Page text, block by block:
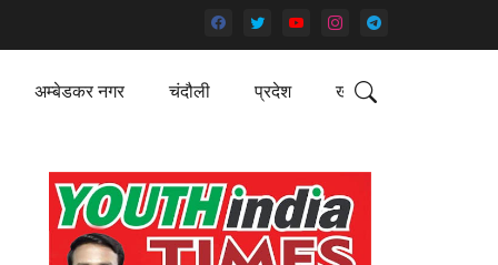
अम्बेडकर नगर चंदौली प्रदेश खेल